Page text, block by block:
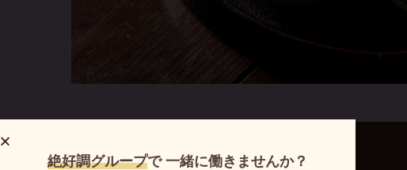
絶好調グループで 一緒に働きませんか？